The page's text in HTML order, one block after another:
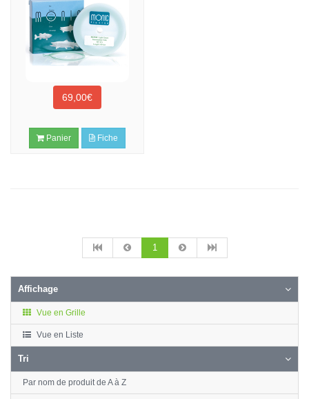
69,00€
Panier Fiche
1
Affichage
Vue en Grille
Vue en Liste
Tri
Par nom de produit de A à Z